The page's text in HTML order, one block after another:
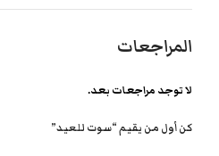
المراجعات
لا توجد مراجعات بعد.
كن أول من يقيم “سوت للعيد”